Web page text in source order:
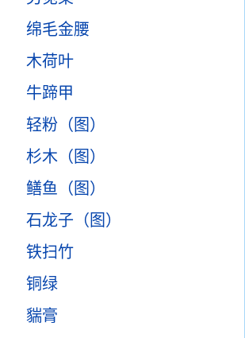
绵毛金腰
木荷叶
牛蹄甲
轻粉（图）
杉木（图）
鳝鱼（图）
石龙子（图）
铁扫竹
铜绿
貒膏